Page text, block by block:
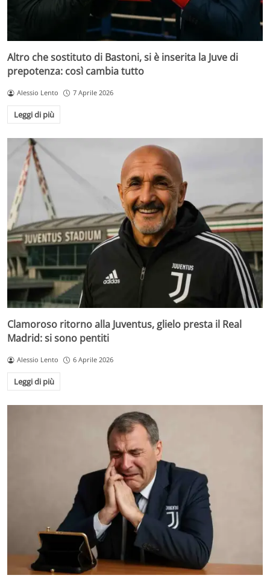
Altro che sostituto di Bastoni, si è inserita la Juve di
prepotenza: così cambia tutto
Alessio Lento 7 Aprile 2026
Leggi di più
Clamoroso ritorno alla Juventus, glielo presta il Real
Madrid: si sono pentiti
Alessio Lento 6 Aprile 2026
Leggi di più